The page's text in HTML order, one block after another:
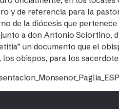
y de referencia para la
de la diócesis que
a don Antonio Sciortino,
un documento que el
obispos, para los